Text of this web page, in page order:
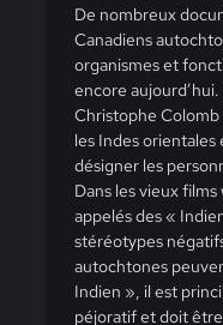
De nombreux
Canadiens
organismes et
encore
Christophe Colomb
les Indes
désigner les
Dans les vieux
appelés des «
stéréotypes
autochtones
Indien », il est
péjoratif et doit